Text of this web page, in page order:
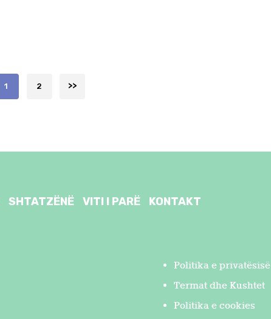
PAGE
1 PAGE
2>
SHTATZËNË VITI I PARË KONTAKT
Politika e privatësisë
Termat dhe Kushtet
Politika e cookies